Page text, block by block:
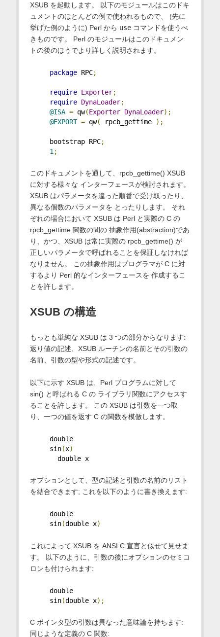
XSUB を起動します。 以下のモジュールはこのドキ
ュメントのほとんどの例で使われるもので、 (先に
挙げた例のように) Perl から useコマンドを使うべ
きものです。 Perl のモジュールはこのドキュメン
トの後のほうでより詳しく説明されます。
package RPC;
require Exporter;
require DynaLoader;
@ISA = qw(Exporter DynaLoader);
@EXPORT = qw( rpcb_gettime );
bootstrap RPC;
1;
このドキュメントを通して、rpcb_gettime() XSUB
に対する様々な インターフェースが検討されます。
XSUB はパラメータを違った順番で受け取ったり、
異なる個数のパラメータを とったりします。 それ
ぞれの場合において XSUB は Perl と実際の C の
rpcb_gettime 関数の間の 抽象作用(abstraction)であ
り、かつ、XSUB は常に実際の rpcb_gettime() が
正しいパラメータで呼ばれることを保証しなければ
なりません。 この抽象作用はプログラマが C に対
するより Perl 的なインターフェースを 作成するこ
とを許します。
XSUB の構造
もっとも単純な XSUB は 3 つの部分からなります:
返り値の記述、XSUB ルーチンの名前とその引数の
名前、引数の型や形式の記述です。
以下に示す XSUB は、Perl プログラムに対して
sin() と呼ばれる C の ライブラリ関数にアクセスす
ることを許します。 この XSUB は引数を一つ取
り、一つの値を返す C の関数を模倣します。
double
sin(x)
double x
オプションとして、型の記述と引数の名前のリスト
を結合できます; これを以下のように書き換えます:
double
sin(double x)
これによって XSUB を ANSI C 宣言と似せて見せま
す。 以下のように、引数の後にオプションのセミコ
ロンも付けられます:
double
sin(double x);
C ポインタ型の引数は異なった意味論を持ちます:
同じような定義の C 関数: